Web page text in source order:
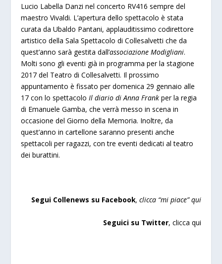
Lucio Labella Danzi nel concerto RV416 sempre del
maestro Vivaldi. L’apertura dello spettacolo è stata
curata da Ubaldo Pantani, applauditissimo codirettore
artistico della Sala Spettacolo di Collesalvetti che da
quest’anno sarà gestita dall’associazione Modigliani.
Molti sono gli eventi già in programma per la stagione
2017 del Teatro di Collesalvetti. Il prossimo
appuntamento è fissato per domenica 29 gennaio alle
17 con lo spettacolo Il diario di Anna Frank per la regia
di Emanuele Gamba, che verrà messo in scena in
occasione del Giorno della Memoria. Inoltre, da
quest’anno in cartellone saranno presenti anche
spettacoli per ragazzi, con tre eventi dedicati al teatro
dei burattini.
Segui Collenews su Facebook, clicca “mi piace”qui
Seguici su Twitter, clicca qui